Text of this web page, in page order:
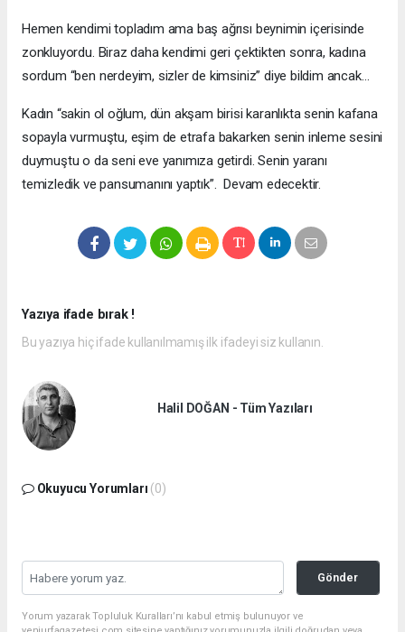
Hemen kendimi topladım ama baş ağrısı beynimin içerisinde
zonkluyordu. Biraz daha kendimi geri çektikten sonra, kadına
sordum “ben nerdeyim, sizler de kimsiniz” diye bildim ancak…
Kadın “sakin ol oğlum, dün akşam birisi karanlıkta senin kafana
sopayla vurmuştu, eşim de etrafa bakarken senin inleme sesini
duymuştu o da seni eve yanımıza getirdi. Senin yaranı
temizledik ve pansumanını yaptık”. Devam edecektir.
Yazıya ifade bırak !
Bu yazıya hiç ifade kullanılmamış ilk ifadeyi siz kullanın.
Halil DOĞAN - Tüm Yazıları
Okuyucu Yorumları (0)
Gönder
Yorum yazarak Topluluk Kuralları’nı kabul etmiş bulunuyor ve